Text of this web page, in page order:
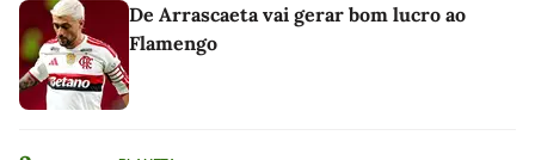
De Arrascaeta vai gerar bom lucro ao
Flamengo